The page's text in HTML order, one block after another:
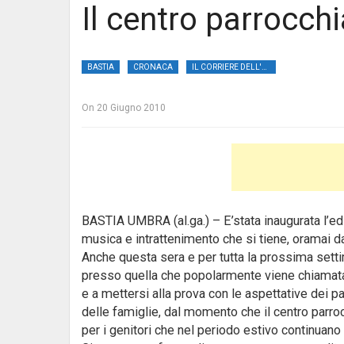
Il centro
BASTIA CRONACA
On 20 Giugno 2010
BASTIA UMBRA (al.ga.) – E’stata inaugurata
musica e intrattenimento che si tiene, oramai
Anche questa sera e per tutta la prossima
presso quella che popolarmente viene
e a mettersi alla prova con le aspettative dei
delle famiglie, dal momento che il centro
per i genitori che nel periodo estivo